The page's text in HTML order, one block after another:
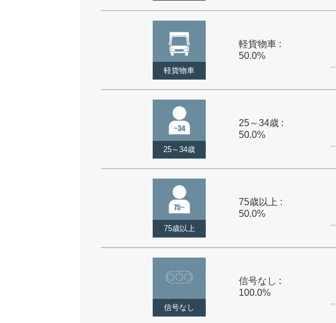
軽貨物車
軽貨物車 :
50.0%
25～34歳
25～34歳 :
50.0%
75歳以上
75歳以上 :
50.0%
信号なし
信号なし :
100.0%